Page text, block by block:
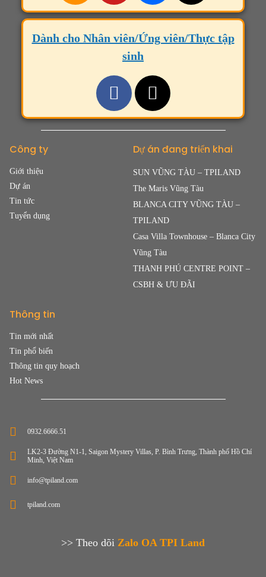
Dành cho Nhân viên/Ứng viên/Thực tập
sinh
Công ty
Giới thiệu
Dự án
Tin tức
Tuyển dụng
Dự án đang triển khai
SUN VŨNG TÀU – TPILAND
The Maris Vũng Tàu
BLANCA CITY VŨNG TÀU –
TPILAND
Casa Villa Townhouse – Blanca City
Vũng Tàu
THANH PHÚ CENTRE POINT –
CSBH & ƯU ĐÃI
Thông tin
Tin mới nhất
Tin phổ biến
Thông tin quy hoạch
Hot News
0932.6666.51
LK2-3 Đường N1-1, Saigon Mystery Villas, P. Bình Trưng, Thành phố Hồ Chí
Minh, Việt Nam
info@tpiland.com
tpiland.com
>> Theo dõi Zalo OA TPI Land